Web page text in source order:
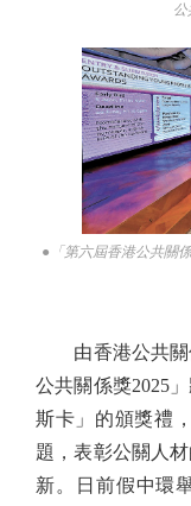
公
●「第六屆香港公共關
由香港公共關
公共關係獎2025
斯卡」的頒獎禮
題，表彰公關人
新。日前假中環